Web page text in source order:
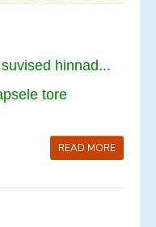
hinnad...
tore
READ MORE